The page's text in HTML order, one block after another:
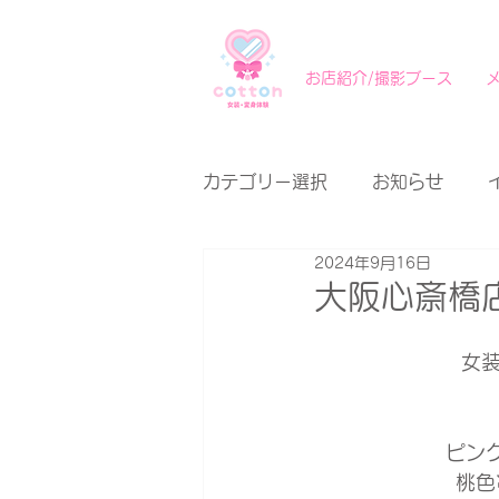
お店紹介/撮影ブース
カテゴリー選択 お知らせ
大阪心斎橋
2024年9月16日
女
ピン
桃